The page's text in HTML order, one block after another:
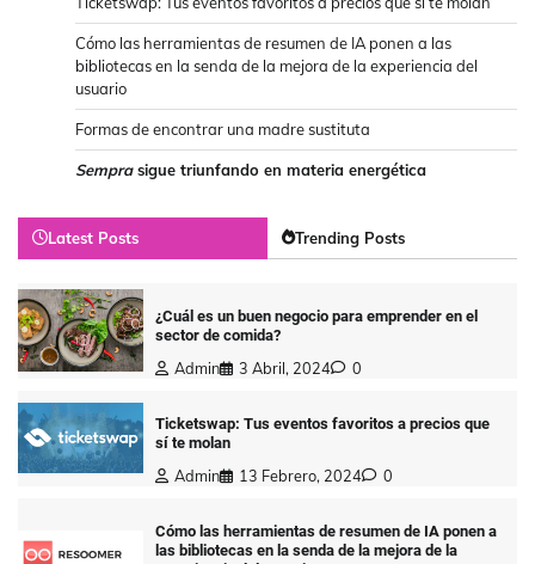
Cómo las herramientas de resumen de IA ponen a las
bibliotecas en la senda de la mejora de la experiencia del
usuario
Formas de encontrar una madre sustituta
Semprasigue triunfando en materia energética
Latest Posts Trending Posts
¿Cuál es un buen negocio para emprender en el
sector de comida?
Admin 3 Abril, 2024 0
Ticketswap: Tus eventos favoritos a precios que
sí te molan
Admin 13 Febrero, 2024 0
Cómo las herramientas de resumen de IA ponen a
las bibliotecas en la senda de la mejora de la